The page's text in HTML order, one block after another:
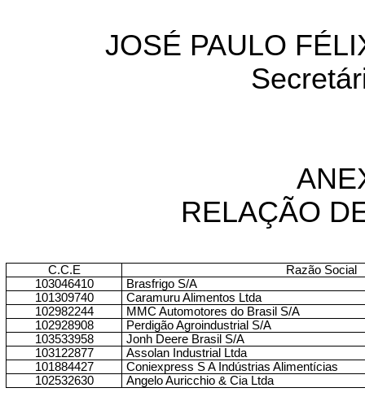
JOSÉ PAULO
RELAÇÃO
C.C.E
Razão Social
103046410
Brasfrigo S/A
101309740
Caramuru Alimentos Ltda
102982244
MMC Automotores do Brasil S/A
102928908
Perdigão Agroindustrial S/A
103533958
Jonh Deere Brasil S/A
103122877
Assolan Industrial Ltda
101884427
Coniexpress S A Indústrias Alimentícias
102532630
AngeloAuricchio & Cia Ltda